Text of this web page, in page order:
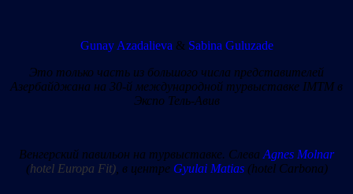
Gunay Azadalieva & Sabina Guluzade
Это только часть из большого числа представителей
Азербайджана на 30-й международной турвыставке IMTM в
Экспо Тель-Авив
Венгерский павильон на турвыставке. Слева Agnes Molnar
(hotel Europa Fit), в центре Gyulai Matias(hotel Carbona)